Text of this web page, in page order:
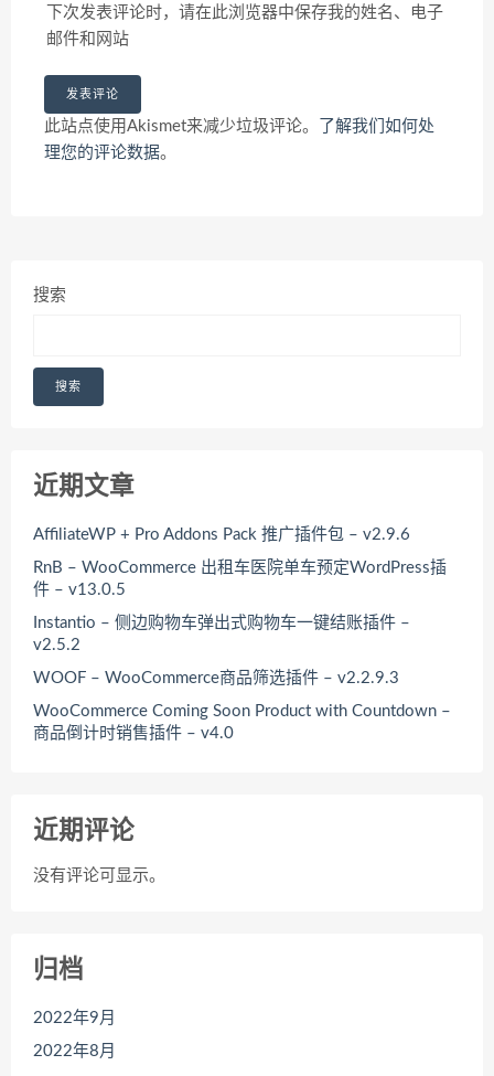
下次发表评论时，请在此浏览器中保存我的姓名、电子
邮件和网站
此站点使用Akismet来减少垃圾评论。
了解我们如何处
理您的评论数据。
搜索
搜索
近期文章
AffiliateWP + Pro Addons Pack 推广插件包 – v2.9.6
RnB – WooCommerce 出租车医院单车预定WordPress插
件 – v13.0.5
Instantio – 侧边购物车弹出式购物车一键结账插件 –
v2.5.2
WOOF – WooCommerce商品筛选插件 – v2.2.9.3
WooCommerce Coming Soon Product with Countdown –
商品倒计时销售插件 – v4.0
近期评论
没有评论可显示。
归档
2022年9月
2022年8月